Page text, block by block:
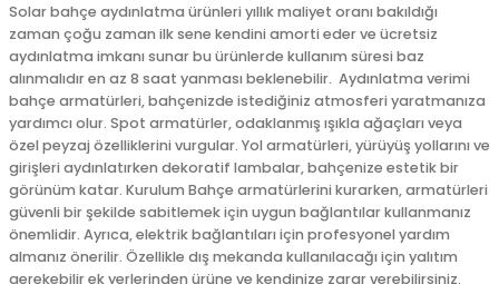
Solar bahçe aydınlatma ürünleri yıllık maliyet oranı bakıldığı
zaman çoğu zaman ilk sene kendini amorti eder ve ücretsiz
aydınlatma imkanı sunar bu ürünlerde kullanım süresi baz
alınmalıdır en az 8 saat yanması beklenebilir. Aydınlatma verimi
bahçe armatürleri, bahçenizde istediğiniz atmosferi yaratmanıza
yardımcı olur. Spot armatürler, odaklanmış ışıkla ağaçları veya
özel peyzaj özelliklerini vurgular. Yol armatürleri, yürüyüş yollarını ve
girişleri aydınlatırken dekoratif lambalar, bahçenize estetik bir
görünüm katar. Kurulum Bahçe armatürlerini kurarken, armatürleri
güvenli bir şekilde sabitlemek için uygun bağlantılar kullanmanız
önemlidir. Ayrıca, elektrik bağlantıları için profesyonel yardım
almanız önerilir. Özellikle dış mekanda kullanılacağı için yalıtım
gerekebilir ek yerlerinden ürüne ve kendinize zarar verebilirsiniz.